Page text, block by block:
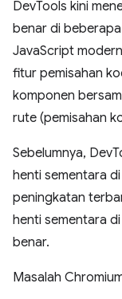
DevTools kini
benar di
JavaScript
fitur pemisahan
komponen
rute (pemisahan
Sebelumnya,
henti sementara
peningkatan
henti sementara
benar.
Masalah